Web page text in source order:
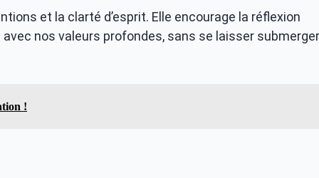
et la clarté d’esprit. Elle encourage la réflexion
nos valeurs profondes, sans se laisser submerger
!